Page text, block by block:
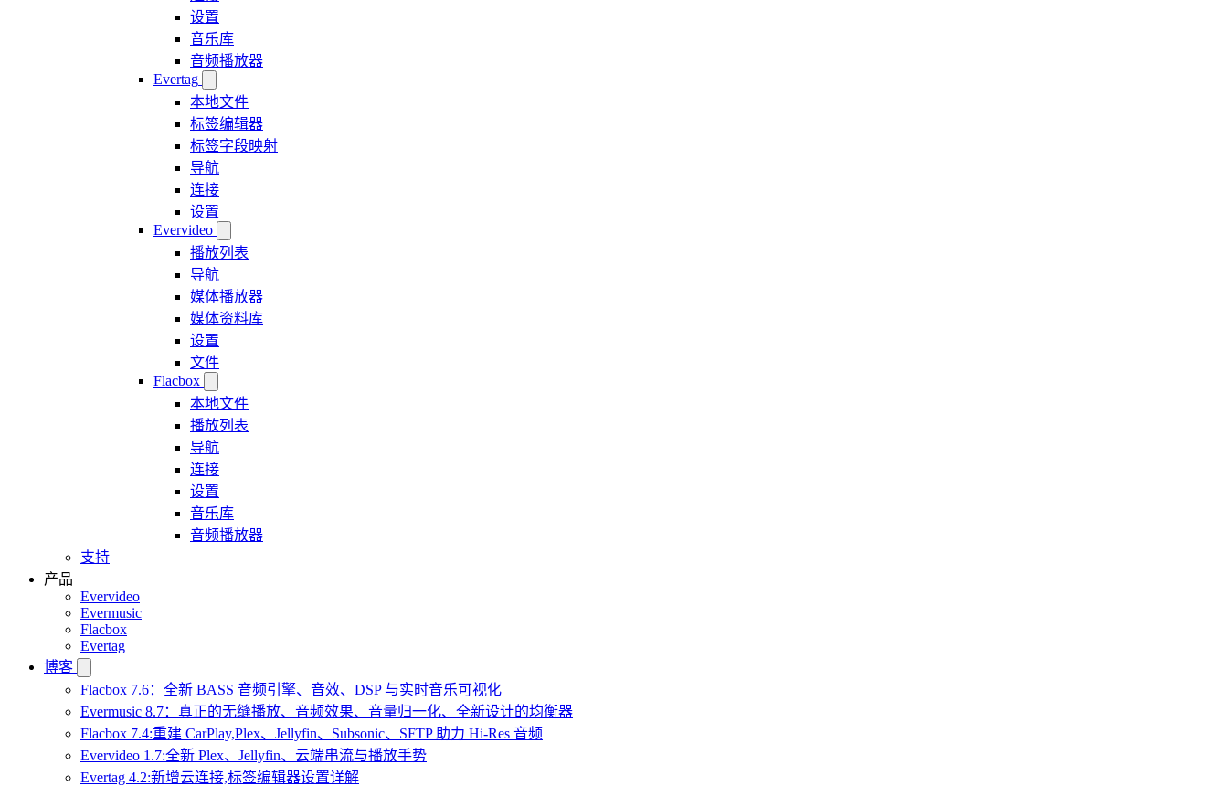
设置
音乐库
音频播放器
Evertag
本地文件
标签编辑器
标签字段映射
导航
连接
设置
Evervideo
播放列表
导航
媒体播放器
媒体资料库
设置
文件
Flacbox
本地文件
播放列表
导航
连接
设置
音乐库
音频播放器
支持
产品
Evervideo
Evermusic
Flacbox
Evertag
博客
Flacbox 7.6：全新 BASS 音频引擎、音效、DSP 与实时音乐可视化
Evermusic 8.7：真正的无缝播放、音频效果、音量归一化、全新设计的均衡器
Flacbox 7.4:重建 CarPlay,Plex、Jellyfin、Subsonic、SFTP 助力 Hi-Res 音频
Evervideo 1.7:全新 Plex、Jellyfin、云端串流与播放手势
Evertag 4.2:新增云连接,标签编辑器设置详解